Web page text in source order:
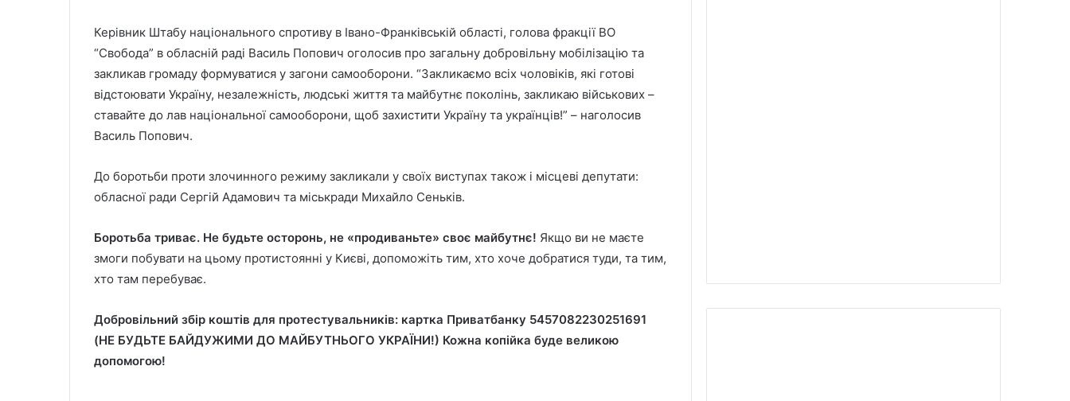
Керівник Штабу національного спротиву в Івано-Франківській області, голова фракції ВО
“Свобода” в обласній раді Василь Попович оголосив про загальну добровільну мобілізацію та
закликав громаду формуватися у загони самооборони. “Закликаємо всіх чоловіків, які готові
відстоювати Україну, незалежність, людські життя та майбутнє поколінь, закликаю військових –
ставайте до лав національної самооборони, щоб захистити Україну та українців!” – наголосив
Василь Попович.
До боротьби проти злочинного режиму закликали у своїх виступах також і місцеві депутати:
обласної ради Сергій Адамович та міськради Михайло Сеньків.
Боротьба триває. Не будьте осторонь, не «продиваньте» своє майбутнє! Якщо ви не маєте
змоги побувати на цьому протистоянні у Києві, допоможіть тим, хто хоче добратися туди, та тим,
хто там перебуває.
Добровільний збір коштів для протестувальників: картка Приватбанку 5457082230251691
(НЕ БУДЬТЕ БАЙДУЖИМИ ДО МАЙБУТНЬОГО УКРАЇНИ!) Кожна копійка буде великою
допомогою!